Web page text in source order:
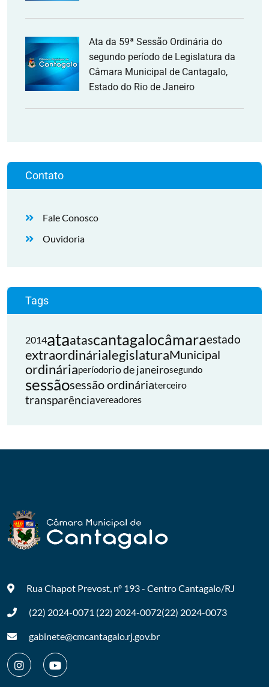
Ata da 59ª Sessão Ordinária do
segundo período de Legislatura da
Câmara Municipal de Cantagalo,
Estado do Rio de Janeiro
Contato
Fale Conosco
Ouvidoria
Tags
2014ataatascantagalocâmaraestado
extraordinárialegislaturaMunicipal
ordináriaperíodorio de janeirosegundo
sessãosessão ordináriaterceiro
transparênciavereadores
Rua Chapot Prevost, nº 193 - CentroCantagalo/RJ
(22) 2024-0071 (22) 2024-0072(22) 2024-0073
gabinete@cmcantagalo.rj.gov.br